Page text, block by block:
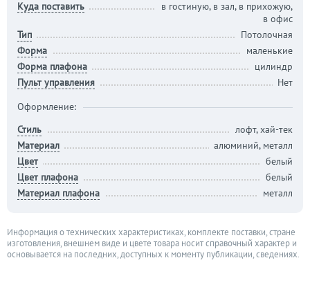
Куда поставить
в гостиную, в зал, в прихожую,
в офис
Тип
Потолочная
Форма
маленькие
Форма плафона
цилиндр
Пульт управления
Нет
Оформление:
Стиль
лофт, хай-тек
Материал
алюминий, металл
Цвет
белый
Цвет плафона
белый
Материал плафона
металл
Информация о технических характеристиках, комплекте поставки, стране
изготовления, внешнем виде и цвете товара носит справочный характер и
основывается на последних, доступных к моменту публикации, сведениях.